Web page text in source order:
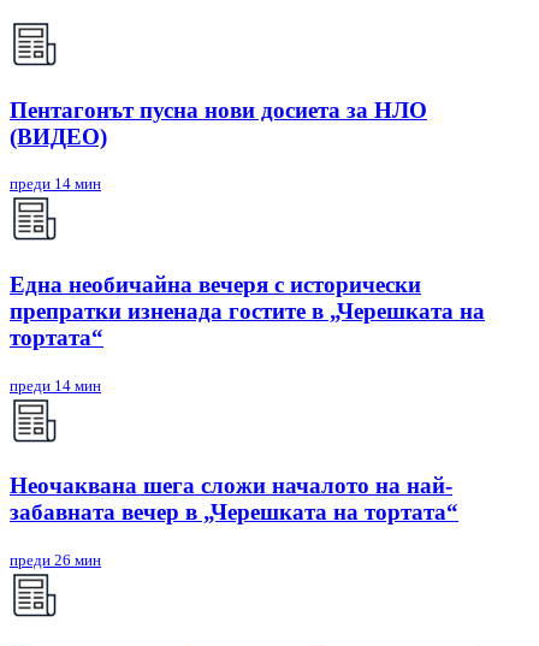
Пентагонът пусна нови досиета за НЛО
(ВИДЕО)
преди 14 мин
Една необичайна вечеря с исторически
препратки изненада гостите в „Черешката на
тортата“
преди 14 мин
Неочаквана шега сложи началото на най-
забавната вечер в „Черешката на тортата“
преди 26 мин